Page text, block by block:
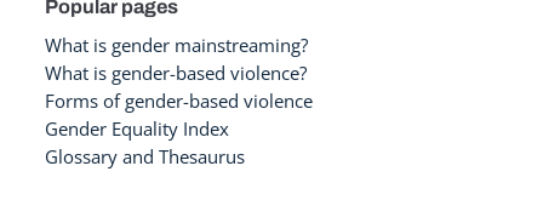
Popular pages
What is gender mainstreaming?
What is gender-based violence?
Forms of gender-based violence
Gender Equality Index
Glossary and Thesaurus